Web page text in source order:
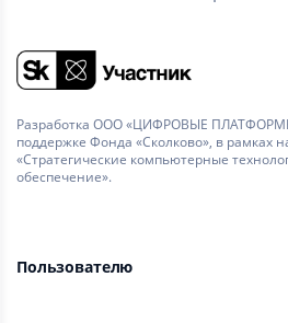
Разработка ООО «ЦИФРОВЫЕ
поддержке Фонда «Сколково», в рамках
«Стратегические компьютерные
обеспечение».
Пользователю